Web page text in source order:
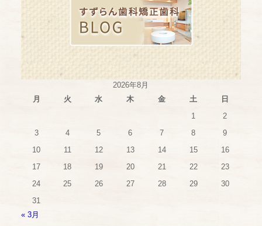
2026年8月
月
火 水 木 金 土
日
1
2
3
4 5 6 7 8
9
10
11 12 13 14 15
16
17
18 19 20 21 22
23
24
25 26 27 28 29
30
31
« 3月